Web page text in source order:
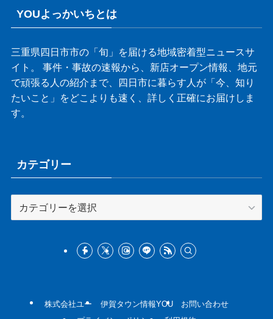
YOUよっかいちとは
三重県四日市市の「旬」を届ける地域密着型ニュースサ
イト。 事件・事故の速報から、新店オープン情報、地元
で頑張る人の紹介まで、四日市に暮らす人が「今、知り
たいこと」をどこよりも速く、詳しく正確にお届けしま
す。
カテゴリー
テ
株式会社ユー 伊賀タウン情報YOU
お問い合わせ